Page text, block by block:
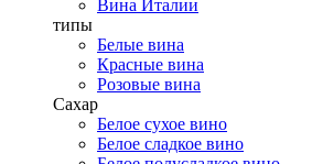
Вина Италии
типы
Белые вина
Красные вина
Розовые вина
Сахар
Белое сухое вино
Белое сладкое вино